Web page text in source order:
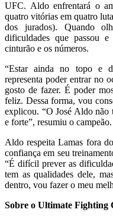
UFC. Aldo enfrentará o
quatro vitórias em quatro
dos jurados). Quando
dificuldades que passou
cinturão e os números.
“Estar ainda no topo e
representa poder entrar no
gosto de fazer. É poder
feliz. Dessa forma, vou
explicou. “O José Aldo não
e forte”, resumiu o campeão.
Aldo respeita Lamas fora
confiança em seu
“É difícil prever as
tem as qualidades dele,
dentro, vou fazer o meu
Sobre o Ultimate Fighting